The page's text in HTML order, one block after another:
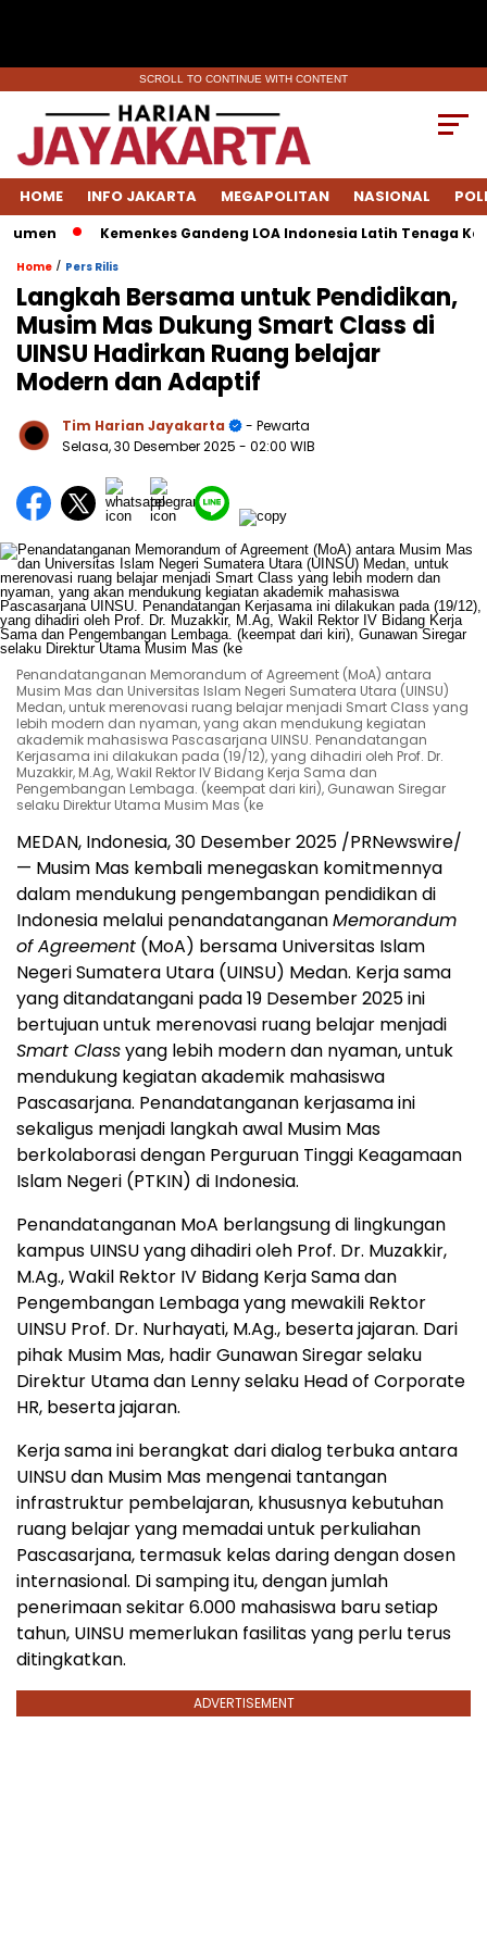
SCROLL TO CONTINUE WITH CONTENT
HOME INFO JAKARTA MEGAPOLITAN NASIONAL
Kemenkes Gandeng LOA Indonesia Latih Tenaga
Home / Pers Rilis
Langkah Bersama untuk Pendidikan,
Musim Mas Dukung Smart Class di
UINSU Hadirkan Ruang belajar
Modern dan Adaptif
Tim Harian Jayakarta
- Pewarta
Selasa, 30 Desember 2025 - 02:00 WIB
Penandatanganan Memorandum of Agreement (MoA) antara
Musim Mas dan Universitas Islam Negeri Sumatera Utara (UINSU)
Medan, untuk merenovasi ruang belajar menjadi Smart Class yang
lebih modern dan nyaman, yang akan mendukung kegiatan
akademik mahasiswa Pascasarjana UINSU. Penandatangan
Kerjasama ini dilakukan pada (19/12), yang dihadiri oleh Prof. Dr.
Muzakkir, M.Ag, Wakil Rektor IV Bidang Kerja Sama dan
Pengembangan Lembaga. (keempat dari kiri), Gunawan Siregar
selaku Direktur Utama Musim Mas (ke
MEDAN, Indonesia, 30 Desember 2025 /PRNewswire/
— Musim Mas kembali menegaskan komitmennya
dalam mendukung pengembangan pendidikan di
Indonesia melalui penandatangananMemorandum
of Agreement (MoA) bersama Universitas Islam
Negeri Sumatera Utara (UINSU) Medan. Kerja sama
yang ditandatangani pada 19 Desember 2025 ini
bertujuan untuk merenovasi ruang belajar menjadi
Smart Classyang lebih modern dan nyaman, untuk
mendukung kegiatan akademik mahasiswa
Pascasarjana. Penandatanganan kerjasama ini
sekaligus menjadi langkah awal Musim Mas
berkolaborasi dengan Perguruan Tinggi Keagamaan
Islam Negeri (PTKIN) di Indonesia.
Penandatanganan MoA berlangsung di lingkungan
kampus UINSU yang dihadiri oleh Prof. Dr. Muzakkir,
M.Ag., Wakil Rektor IV Bidang Kerja Sama dan
Pengembangan Lembaga yang mewakili Rektor
UINSU Prof. Dr. Nurhayati, M.Ag., beserta jajaran. Dari
pihak Musim Mas, hadirGunawan Siregarselaku
Direktur Utama dan Lenny selaku Head of Corporate
HR, beserta jajaran.
Kerja sama ini berangkat dari dialog terbuka antara
UINSU dan Musim Mas mengenai tantangan
infrastruktur pembelajaran, khususnya kebutuhan
ruang belajar yang memadai untuk perkuliahan
Pascasarjana, termasuk kelas daring dengan dosen
internasional. Di samping itu, dengan jumlah
penerimaan sekitar 6.000 mahasiswa baru setiap
tahun, UINSU memerlukan fasilitas yang perlu terus
ditingkatkan.
ADVERTISEMENT